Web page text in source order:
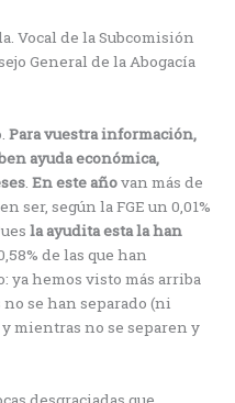
Vocal de la Subcomisión
General de la Abogacía
Para vuestra información,
ayuda económica,
. En este añovan más de
ser, según la FGE un 0,01%
la ayudita esta la han
de las que han
ya hemos visto más arriba
se han separado (ni
mientras no se separen y